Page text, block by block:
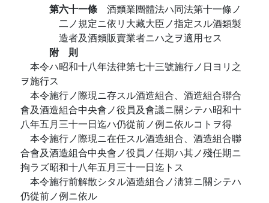
第六十一條 酒類業團體法ハ同法第十一條ノ
二ノ規定ニ依リ大藏大臣ノ指定スル酒類製
造者及酒類販賣業者ニハ之ヲ適用セス
附 則
本令ハ昭和十八年法律第七十三號施行ノ日ヨリ之
ヲ施行ス
本令施行ノ際現ニ存スル酒造組合、酒造組合聯合
會及酒造組合中央會ノ役員及會議ニ關シテハ昭和十
八年五月三十一日迄ハ仍從前ノ例ニ依ルコトヲ得
本令施行ノ際現ニ在任スル酒造組合、酒造組合聯
合會及酒造組合中央會ノ役員ノ任期ハ其ノ殘任期ニ
拘ラズ昭和十八年五月三十一日迄トス
本令施行前解散シタル酒造組合ノ淸算ニ關シテハ
仍從前ノ例ニ依ル